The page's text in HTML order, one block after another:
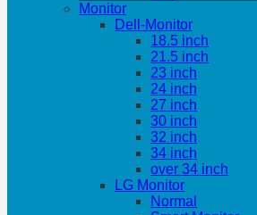
Monitor
Dell-Monitor
18.5 inch
21.5 inch
23 inch
24 inch
27 inch
30 inch
32 inch
34 inch
over 34 inch
LG Monitor
Normal